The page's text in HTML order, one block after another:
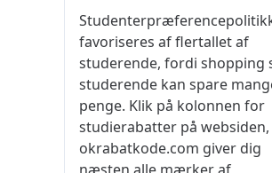
klik på Fortsæt. På dette
tidspunkt skal du logge ind
din konto, hvis ikke, kan du
på registreringsknappen.
siden mærket "Indtast
rabatkode/kontantkupon"
"Indtast
rabatkode/kontantkupon" og
favoriseres af flertallet af
studerende, fordi shopping
studerende kan spare
penge. Klik på kolonnen for
studierabatter på websiden,
okrabatkode.com giver dig